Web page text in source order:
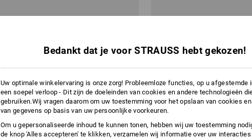
v.a. € 66,43
Bedankt dat je voor STRAUSS hebt gekozen!
Uw optimale winkelervaring is onze zorg! Probleemloze functies, op u afgestemde
een soepel verloop - Dit zijn de doeleinden van cookies en andere technologieën
gebruiken.Wij vragen daarom om uw toestemming voor het opslaan van cookies
van gegevens op basis van uw persoonlijke voorkeuren.
Om u gepersonaliseerde inhoud te kunnen tonen, hebben wij uw toestemming
de knop 'Alles accepteren' te klikken, verzamelen wij informatie over uw interacties